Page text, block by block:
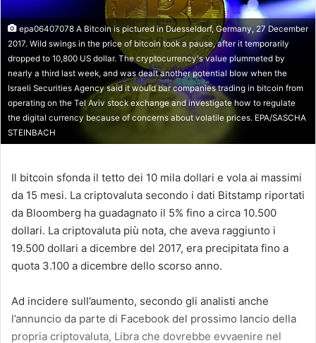
epa06407078 A Bitcoin is pictured in Duesseldorf, Germany, 27 December
2017. Wild swings in the price of bitcoin took a pause, after it temporarily
dropped to 10,800 US dollar. The cryptocurrency's value plummeted by
nearly a third last week, and was dealt another potential blow when the
Israeli Securities Agency said it would bar companies trading in bitcoin from
operating on the Tel Aviv stock exchange and investigate how to regulate
the digital currency because of concerns about volatile prices. EPA/SASCHA
STEINBACH
Il bitcoin sfonda il tetto dei 10 mila dollari e vola ai massimi
da 15 mesi. La criptovaluta secondo i dati Bitstamp riportati
da Bloomberg ha guadagnato il 5% fino a circa 10.500
dollari. La criptovaluta più nota, che aveva raggiunto i
19.500 dollari a dicembre del 2017, era precipitata fino a
quota 3.100 a dicembre dello scorso anno.
Ad incidere sull’aumento, secondo gli analisti anche
l’annuncio da parte di Facebook del prossimo lancio della
propria criptovaluta, Libra che dovrebbe evvaenire nel